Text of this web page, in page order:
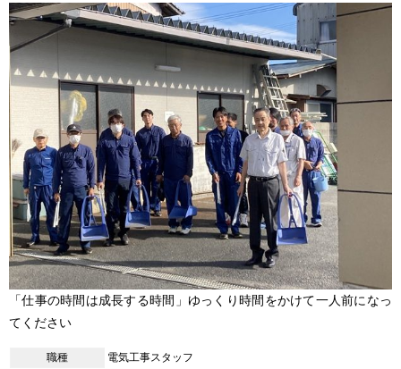
「仕事の時間は成長する時間」ゆっくり時間をかけて一人前になっ
てください
職種 電気工事スタッフ